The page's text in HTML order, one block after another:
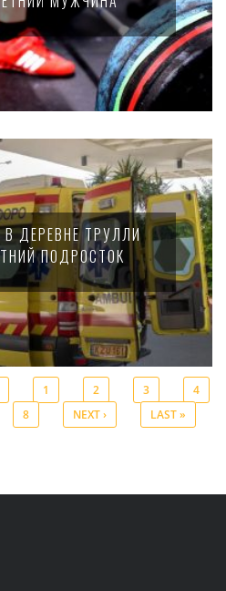
В ДЕРЕВНЕ ТРУЛЛИ
ПОДРОСТОК
1 2 3
4
8 NEXT › LAST »